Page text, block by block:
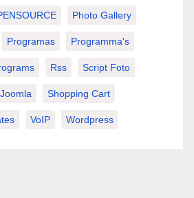
Photo Gallery
Programas Programma's
Rss Script Foto
Shopping Cart
VoIP Wordpress